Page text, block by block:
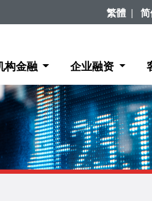
构金融 企业融资
繁體 简